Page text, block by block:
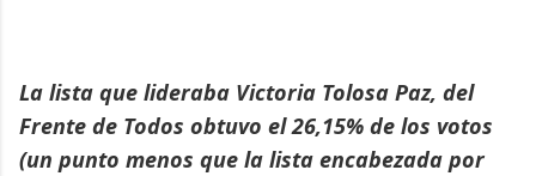
La lista que lideraba Victoria Tolosa Paz, del
Frente de Todos obtuvo el 26,15% de los votos
(un punto menos que la lista encabezada por